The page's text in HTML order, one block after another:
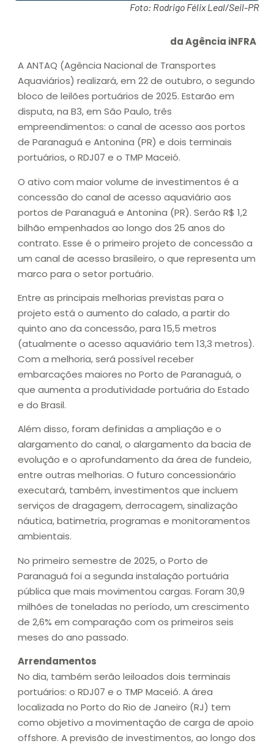
Foto: Rodrigo Félix Leal/Seil-PR
da Agência iNFRA
A ANTAQ (Agência Nacional de Transportes
Aquaviários) realizará, em 22 de outubro, o segundo
bloco de leilões portuários de 2025. Estarão em
disputa, na B3, em São Paulo, três
empreendimentos: o canal de acesso aos portos
de Paranaguá e Antonina (PR) e dois terminais
portuários, o RDJ07 e o TMP Maceió.
O ativo com maior volume de investimentos é a
concessão do canal de acesso aquaviário aos
portos de Paranaguá e Antonina (PR). Serão R$ 1,2
bilhão empenhados ao longo dos 25 anos do
contrato. Esse é o primeiro projeto de concessão a
um canal de acesso brasileiro, o que representa um
marco para o setor portuário.
Entre as principais melhorias previstas para o
projeto está o aumento do calado, a partir do
quinto ano da concessão, para 15,5 metros
(atualmente o acesso aquaviário tem 13,3 metros).
Com a melhoria, será possível receber
embarcações maiores no Porto de Paranaguá, o
que aumenta a produtividade portuária do Estado
e do Brasil.
Além disso, foram definidas a ampliação e o
alargamento do canal, o alargamento da bacia de
evolução e o aprofundamento da área de fundeio,
entre outras melhorias. O futuro concessionário
executará, também, investimentos que incluem
serviços de dragagem, derrocagem, sinalização
náutica, batimetria, programas e monitoramentos
ambientais.
No primeiro semestre de 2025, o Porto de
Paranaguá foi a segunda instalação portuária
pública que mais movimentou cargas. Foram 30,9
milhões de toneladas no período, um crescimento
de 2,6% em comparação com os primeiros seis
meses do ano passado.
Arrendamentos
No dia, também serão leiloados dois terminais
portuários: o RDJ07 e o TMP Maceió. A área
localizada no Porto do Rio de Janeiro (RJ) tem
como objetivo a movimentação de carga de apoio
offshore. A previsão de investimentos, ao longo dos